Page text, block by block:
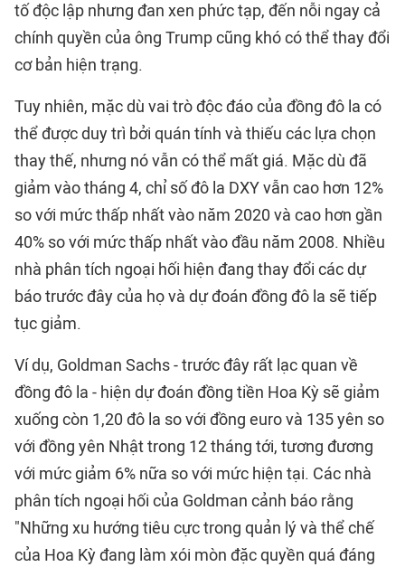
tố độc lập nhưng đan xen phức tạp, đến nỗi ngay cả
chính quyền của ông Trump cũng khó có thể thay đổi
cơ bản hiện trạng.
Tuy nhiên, mặc dù vai trò độc đáo của đồng đô la có
thể được duy trì bởi quán tính và thiếu các lựa chọn
thay thế, nhưng nó vẫn có thể mất giá. Mặc dù đã
giảm vào tháng 4, chỉ số đô la DXY vẫn cao hơn 12%
so với mức thấp nhất vào năm 2020 và cao hơn gần
40% so với mức thấp nhất vào đầu năm 2008. Nhiều
nhà phân tích ngoại hối hiện đang thay đổi các dự
báo trước đây của họ và dự đoán đồng đô la sẽ tiếp
tục giảm.
Ví dụ, Goldman Sachs - trước đây rất lạc quan về
đồng đô la - hiện dự đoán đồng tiền Hoa Kỳ sẽ giảm
xuống còn 1,20 đô la so với đồng euro và 135 yên so
với đồng yên Nhật trong 12 tháng tới, tương đương
với mức giảm 6% nữa so với mức hiện tại. Các nhà
phân tích ngoại hối của Goldman cảnh báo rằng
"Những xu hướng tiêu cực trong quản lý và thể chế
của Hoa Kỳ đang làm xói mòn đặc quyền quá đáng